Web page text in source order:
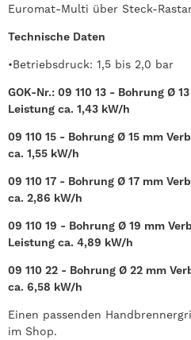
Euromat-Multi über Steck-
Technische Daten
•Betriebsdruck: 1,5 bis 2,0 bar
GOK-Nr.: 09 110 13 - Bohrung Ø
Leistung ca. 1,43 kW/h
09 110 15 - Bohrung Ø 15 mm
ca. 1,55 kW/h
09 110 17 - Bohrung Ø 17 mm
ca. 2,86 kW/h
09 110 19 - Bohrung Ø 19 mm
Leistung ca. 4,89 kW/h
09 110 22 - Bohrung Ø 22 mm
ca. 6,58 kW/h
Einen passenden
im Shop.